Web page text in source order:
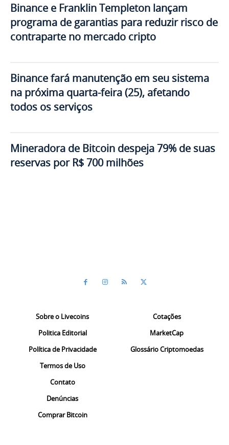
Binance e Franklin Templeton lançam
programa de garantias para reduzir risco de
contraparte no mercado cripto
Binance fará manutenção em seu sistema
na próxima quarta-feira (25), afetando
todos os serviços
Mineradora de Bitcoin despeja 79% de suas
reservas por R$ 700 milhões
Sobre o Livecoins
Politica Editorial
Política de Privacidade
Termos de Uso
Contato
Denúncias
Comprar Bitcoin
Cotações
MarketCap
Glossário Criptomoedas